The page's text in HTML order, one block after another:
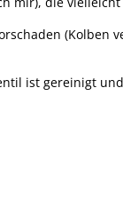
(Kolben
ist gereinigt